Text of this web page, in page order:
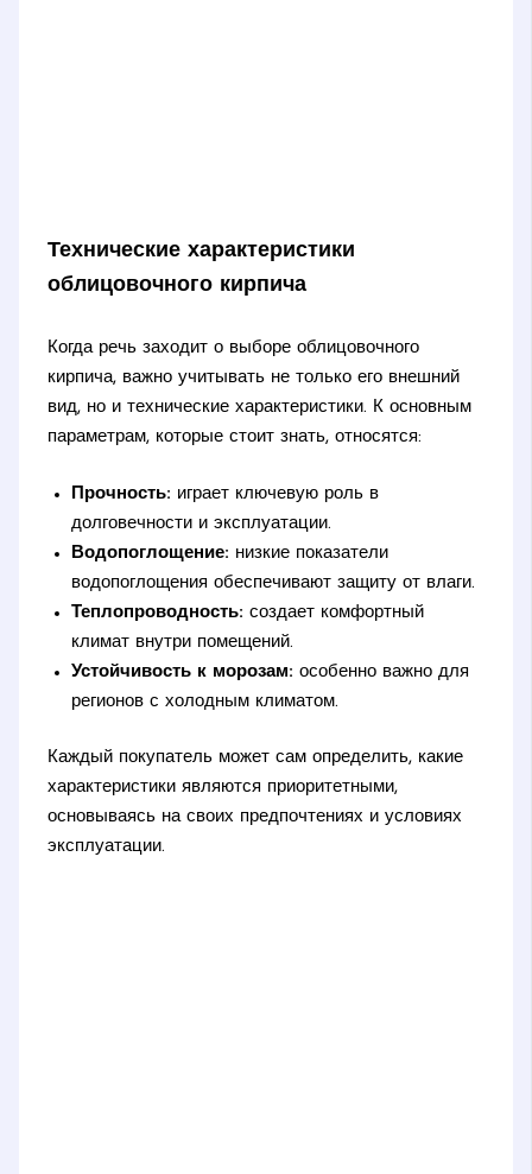
Технические характеристики
облицовочного кирпича
Когда речь заходит о выборе облицовочного
кирпича, важно учитывать не только его внешний
вид, но и технические характеристики. К основным
параметрам, которые стоит знать, относятся:
Прочность: играет ключевую роль в
долговечности и эксплуатации.
Водопоглощение: низкие показатели
водопоглощения обеспечивают защиту от влаги.
Теплопроводность: создает комфортный
климат внутри помещений.
Устойчивость к морозам: особенно важно для
регионов с холодным климатом.
Каждый покупатель может сам определить, какие
характеристики являются приоритетными,
основываясь на своих предпочтениях и условиях
эксплуатации.